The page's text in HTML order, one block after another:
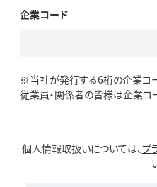
企業コード
※当社が発行する6桁の企業コ
従業員・関係者の皆様は企業コ
個人情報取扱いについては、プ